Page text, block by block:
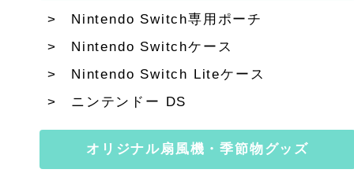
Nintendo Switch専用ポーチ
Nintendo Switchケース
Nintendo Switch Liteケース
ニンテンドー DS
オリジナル扇風機・季節物グッズ